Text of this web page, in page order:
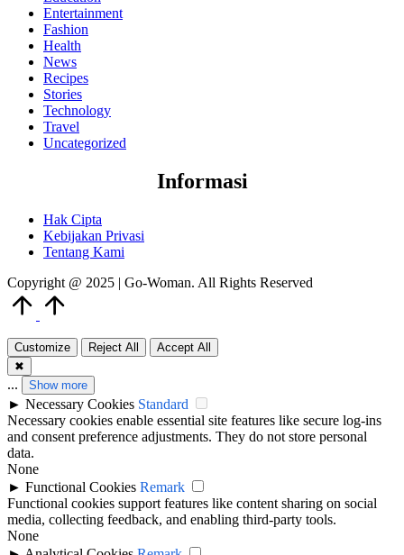
Entertainment
Fashion
Health
News
Recipes
Stories
Technology
Travel
Uncategorized
Informasi
Hak Cipta
Kebijakan Privasi
Tentang Kami
Copyright @ 2025 | Go-Woman. All Rights Reserved
Customize Reject All
Accept All
✖
... Show more
► Necessary Cookies Standard
Necessary cookies enable essential site features like secure log-ins
and consent preference adjustments. They do not store personal
data.
None
► Functional Cookies Remark
Functional cookies support features like content sharing on social
media, collecting feedback, and enabling third-party tools.
None